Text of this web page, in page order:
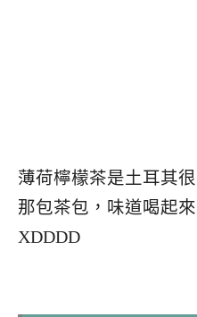
薄荷檸檬茶是土耳其
那包茶包，味道喝起
XDDDD